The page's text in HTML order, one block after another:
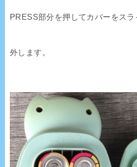
PRESS部分を押してカバーをスラ
外します。